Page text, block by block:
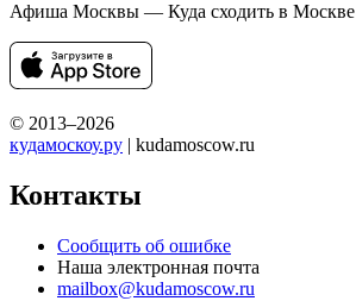
Афиша Москвы — Куда сходить в Москве
© 2013–2026
кудамоскоу.ру | kudamoscow.ru
Контакты
Сообщить об ошибке
Наша электронная почта
mailbox@kudamoscow.ru